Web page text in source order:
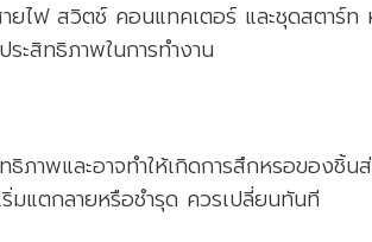
ไฟ สวิตช์ คอนแทคเตอร์ และชุดสตาร์ท
ะสิทธิภาพในการทำงาน
ภาพและอาจทำให้เกิดการสึกหรอของชิ้
มแตกลายหรือชำรุด ควรเปลี่ยนทันที